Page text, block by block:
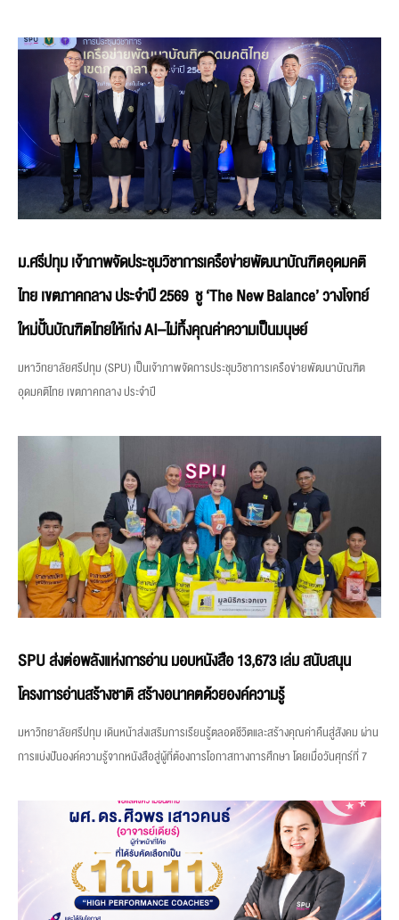
ม.ศรีปทุม เจ้าภาพจัดประชุมวิชาการเครือข่ายพัฒนาบัณฑิตอุดมคติ
ไทย เขตภาคกลาง ประจำปี 2569 ชู ‘The New Balance’ วางโจทย์
ใหม่ปั้นบัณฑิตไทยให้เก่ง AI–ไม่ทิ้งคุณค่าความเป็นมนุษย์
มหาวิทยาลัยศรีปทุม (SPU) เป็นเจ้าภาพจัดการประชุมวิชาการเครือข่ายพัฒนาบัณฑิต
อุดมคติไทย เขตภาคกลาง ประจำปี
SPU ส่งต่อพลังแห่งการอ่าน มอบหนังสือ 13,673 เล่ม สนับสนุน
โครงการอ่านสร้างชาติ สร้างอนาคตด้วยองค์ความรู้
มหาวิทยาลัยศรีปทุม เดินหน้าส่งเสริมการเรียนรู้ตลอดชีวิตและสร้างคุณค่าคืนสู่สังคม ผ่าน
การแบ่งปันองค์ความรู้จากหนังสือสู่ผู้ที่ต้องการโอกาสทางการศึกษา โดยเมื่อวันศุกร์ที่ 7